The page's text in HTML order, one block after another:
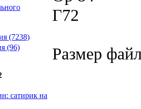
(7238)
(96)
сатирик на
Г72
Размер